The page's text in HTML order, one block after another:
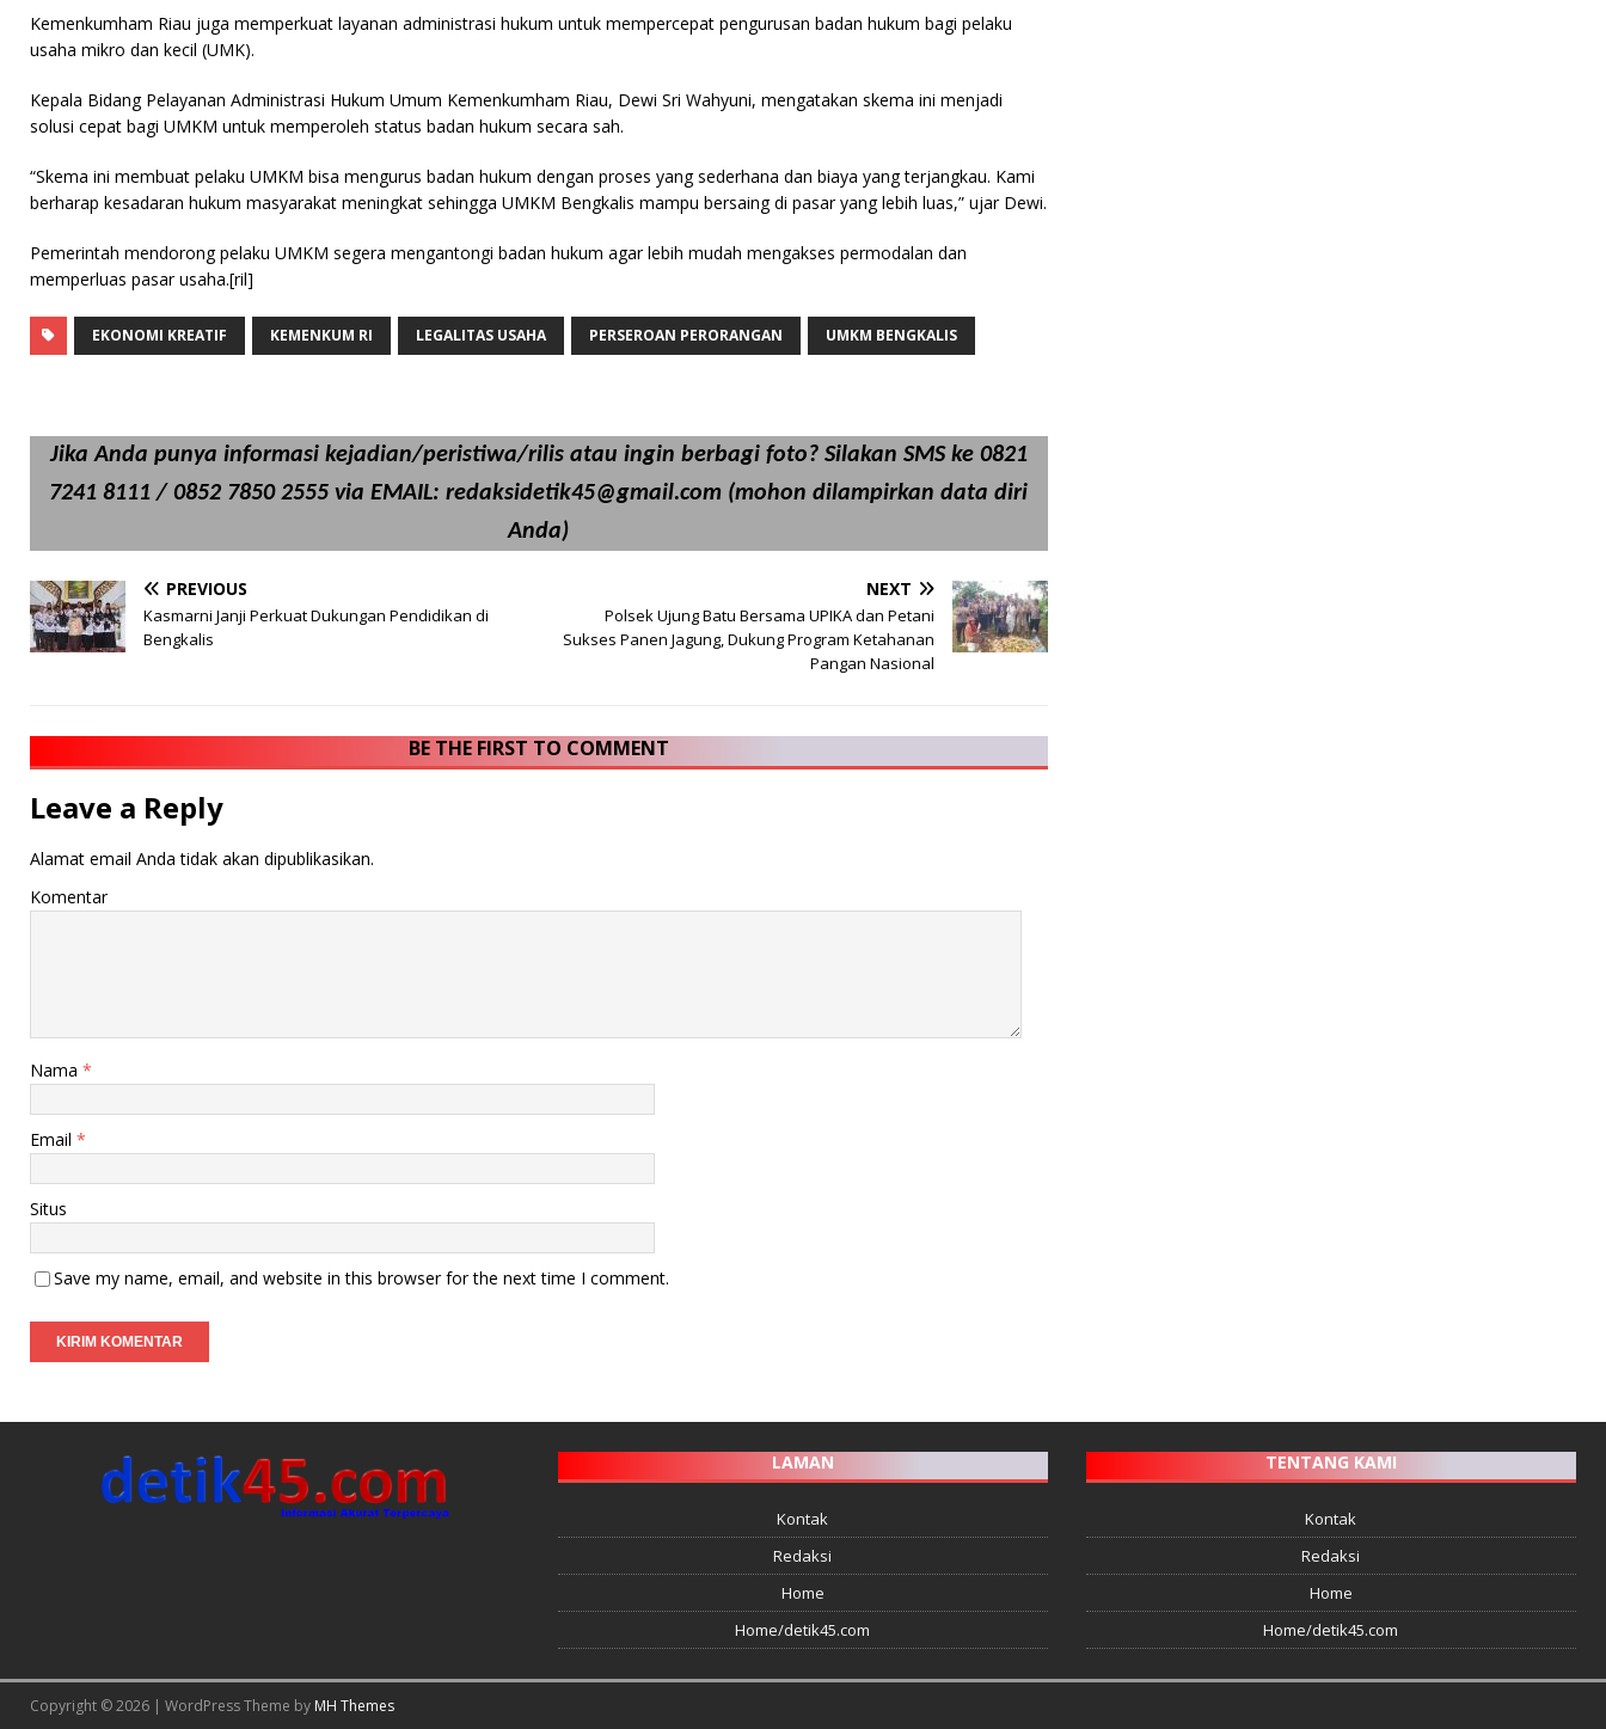
Kemenkumham Riau juga memperkuat layanan administrasi hukum untuk mempercepat pengurusan badan hukum bagi pelaku
usaha mikro dan kecil (UMK).
Kepala Bidang Pelayanan Administrasi Hukum Umum Kemenkumham Riau, Dewi Sri Wahyuni, mengatakan skema ini menjadi
solusi cepat bagi UMKM untuk memperoleh status badan hukum secara sah.
“Skema ini membuat pelaku UMKM bisa mengurus badan hukum dengan proses yang sederhana dan biaya yang terjangkau. Kami
berharap kesadaran hukum masyarakat meningkat sehingga UMKM Bengkalis mampu bersaing di pasar yang lebih luas,” ujar Dewi.
Pemerintah mendorong pelaku UMKM segera mengantongi badan hukum agar lebih mudah mengakses permodalan dan
memperluas pasar usaha.[ril]
EKONOMI KREATIF KEMENKUM RI LEGALITAS USAHA PERSEROAN PERORANGAN UMKM BENGKALIS
Jika Anda punya informasi kejadian/peristiwa/rilis atau ingin berbagi foto? Silakan SMS ke 0821
7241 8111 / 0852 7850 2555 via EMAIL: redaksidetik45@gmail.com (mohon dilampirkan data diri
Anda)
PREVIOUS
Kasmarni Janji Perkuat Dukungan Pendidikan di
Bengkalis
NEXT
Polsek Ujung Batu Bersama UPIKA dan Petani
Sukses Panen Jagung, Dukung Program Ketahanan
Pangan Nasional
BE THE FIRST TO COMMENT
Leave a Reply
Alamat email Anda tidak akan dipublikasikan.
Komentar
Nama *
Email *
Situs
Save my name, email, and website in this browser for the next time I comment.
LAMAN
Kontak
Redaksi
Home
Home/detik45.com
TENTANG KAMI
Kontak
Redaksi
Home
Home/detik45.com
Copyright © 2026 | WordPress Theme by MH Themes